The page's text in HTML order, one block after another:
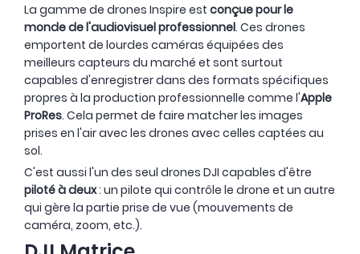
La gamme de drones Inspire est conçue pour le
monde de l'audiovisuel professionnel. Ces drones
emportent de lourdes caméras équipées des
meilleurs capteurs du marché et sont surtout
capables d'enregistrer dans des formats spécifiques
propres à la production professionnelle comme l'Apple
ProRes. Cela permet de faire matcher les images
prises en l'air avec les drones avec celles captées au
sol.
C'est aussi l'un des seul drones DJI capables d'être
piloté à deux: un pilote qui contrôle le drone et un autre
qui gère la partie prise de vue (mouvements de
caméra, zoom, etc.).